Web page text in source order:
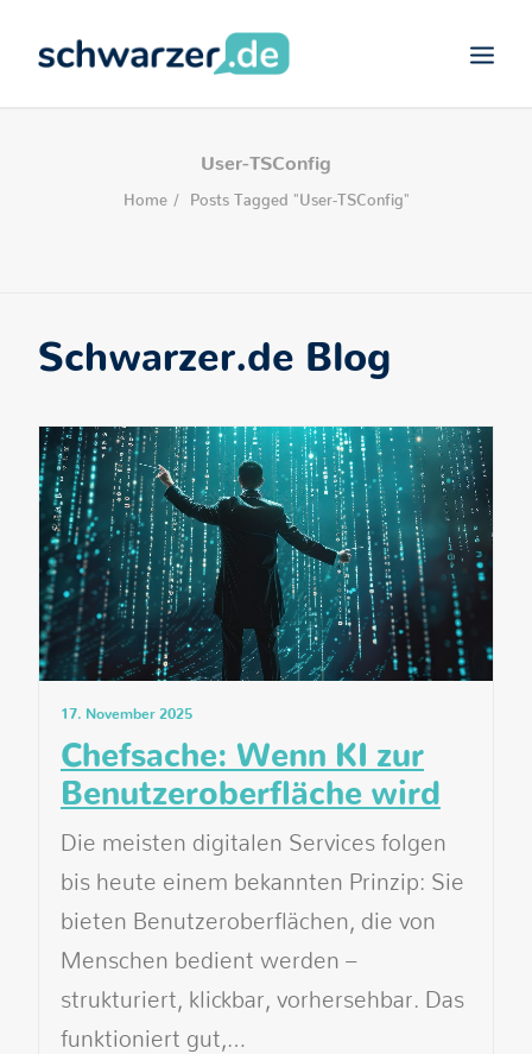
VIDEO-MARKETING
User-TSConfig
Home Posts Tagged "User-TSConfig"
Schwarzer.de Blog
17. November 2025
Chefsache: Wenn KI zur
Benutzeroberfläche wird
Die meisten digitalen Services folgen
bis heute einem bekannten Prinzip: Sie
bieten Benutzeroberflächen, die von
Menschen bedient werden –
strukturiert, klickbar, vorhersehbar. Das
funktioniert gut,…